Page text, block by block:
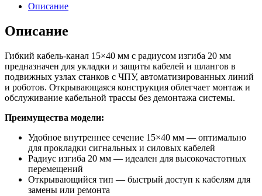
15х40
(с
Описание
Описание
Гибкий кабель-канал 15×40 мм с радиусом изгиба 20 мм
предназначен для укладки и защиты кабелей и шлангов в
подвижных узлах станков с ЧПУ, автоматизированных линий
и роботов. Открывающаяся конструкция облегчает монтаж и
обслуживание кабельной трассы без демонтажа системы.
Преимущества модели:
Удобное внутреннее сечение 15×40 мм — оптимально
для прокладки сигнальных и силовых кабелей
Радиус изгиба 20 мм — идеален для высокочастотных
перемещений
Открывающийся тип — быстрый доступ к кабелям для
замены или ремонта